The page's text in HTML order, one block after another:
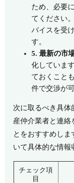
ため、必要
てください
バイスを受
す。
5. 最新の市
化していま
ておくこと
件で交渉が
次に取るべき具体
産仲介業者と連絡
とをおすすめし
いて具体的な情報
チェック項
目